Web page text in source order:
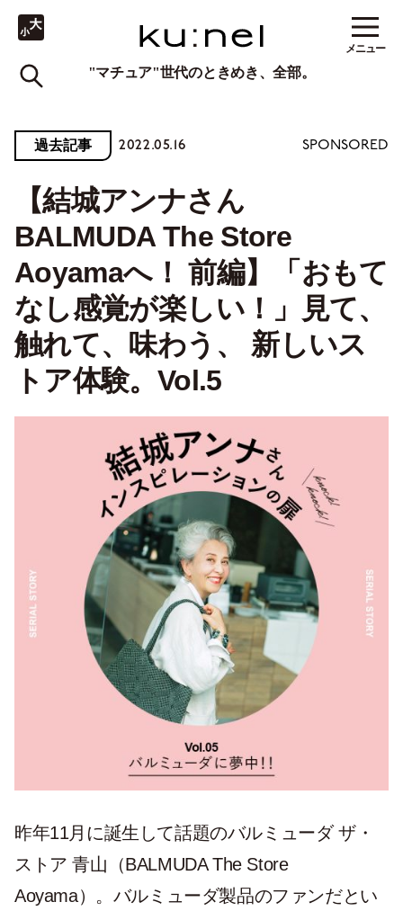
"マチュア"世代のときめき、全部。
メニュー
過去記事 2022.05.16 SPONSORED
【結城アンナさん
BALMUDA The Store
Aoyamaへ！ 前編】「おもて
なし感覚が楽しい！」見て、
触れて、味わう、 新しいス
トア体験。Vol.5
昨年11月に誕生して話題のバルミューダ ザ・
ストア 青山（BALMUDA The Store
Aoyama）。バルミューダ製品のファンだとい